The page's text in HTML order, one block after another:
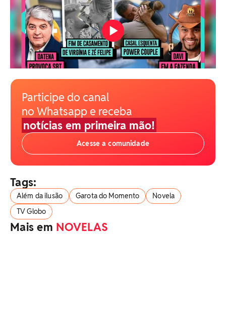
Participe do canal
no Whatsapp e receba
notícias em primeira mão!
Acesse a comunidade
Tags:
Além da ilusão Garota do Momento
Novela
TV Globo
Mais em NOVELAS